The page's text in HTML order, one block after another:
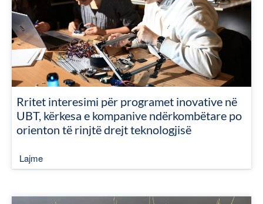
Rritet interesimi për programet inovative në
UBT, kërkesa e kompanive ndërkombëtare po
orienton të rinjtë drejt teknologjisë
Lajme